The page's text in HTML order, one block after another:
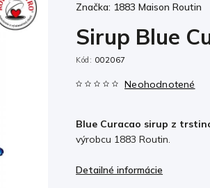
Sirup Blue
Kód: 002067
Neohodnotené
Blue Curacao sirup z
výrobcu 1883 Routin.
Detailné informácie
Značka: 1883 Maison Routin